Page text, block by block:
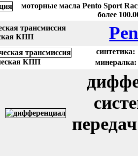
моторные масла Pento Sport
более
КПП
КПП
синтетика:
минералка: